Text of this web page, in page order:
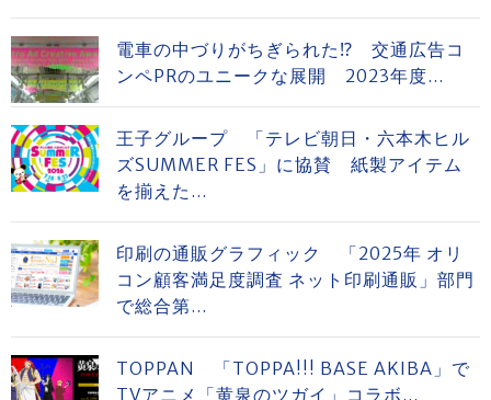
電車の中づりがちぎられた⁉ 交通広告コ
ンペPRのユニークな展開 2023年度...
王子グループ 「テレビ朝日・六本木ヒル
ズSUMMER FES」に協賛 紙製アイテム
を揃えた...
印刷の通販グラフィック 「2025年 オリ
コン顧客満足度調査 ネット印刷通販」部門
で総合第...
TOPPAN 「TOPPA!!! BASE AKIBA」で
TVアニメ「黄泉のツガイ」コラボ...